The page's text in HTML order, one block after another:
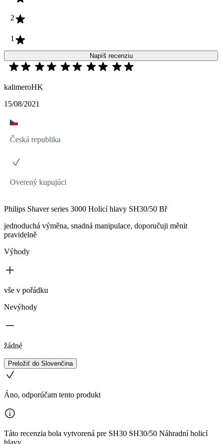
2
1
Napíš recenziu
kalimeroHK
15/08/2021
Česká republika
Overený kupujúci
Philips Shaver series 3000 Holicí hlavy SH30/50 Bř
jednoduchá výměna, snadná manipulace, doporučuji měnit
pravidelně
Výhody
vše v pořádku
Nevýhody
žádné
Preložiť do Slovenčina
Áno, odporúčam tento produkt
Táto recenzia bola vytvorená pre SH30 SH30/50 Náhradní holicí